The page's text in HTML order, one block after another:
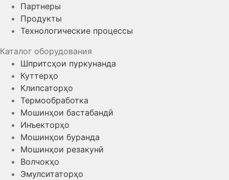
Партнеры
Продукты
Технологические процессы
Каталог оборудования
Шпритсҳои пуркунанда
Куттерҳо
Клипсаторҳо
Термообработка
Мошинҳои бастабандӣ
Инъекторҳо
Мошинҳои буранда
Мошинҳои резакунӣ
Волчокҳо
Эмулситаторҳо